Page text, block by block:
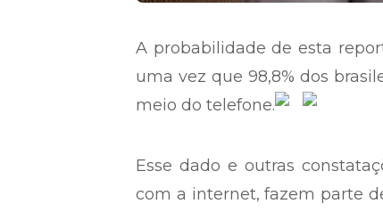
A probabilidade de esta
uma vez que 98,8% dos
meio do telefone.
Esse dado e outras
com a internet, fazem parte